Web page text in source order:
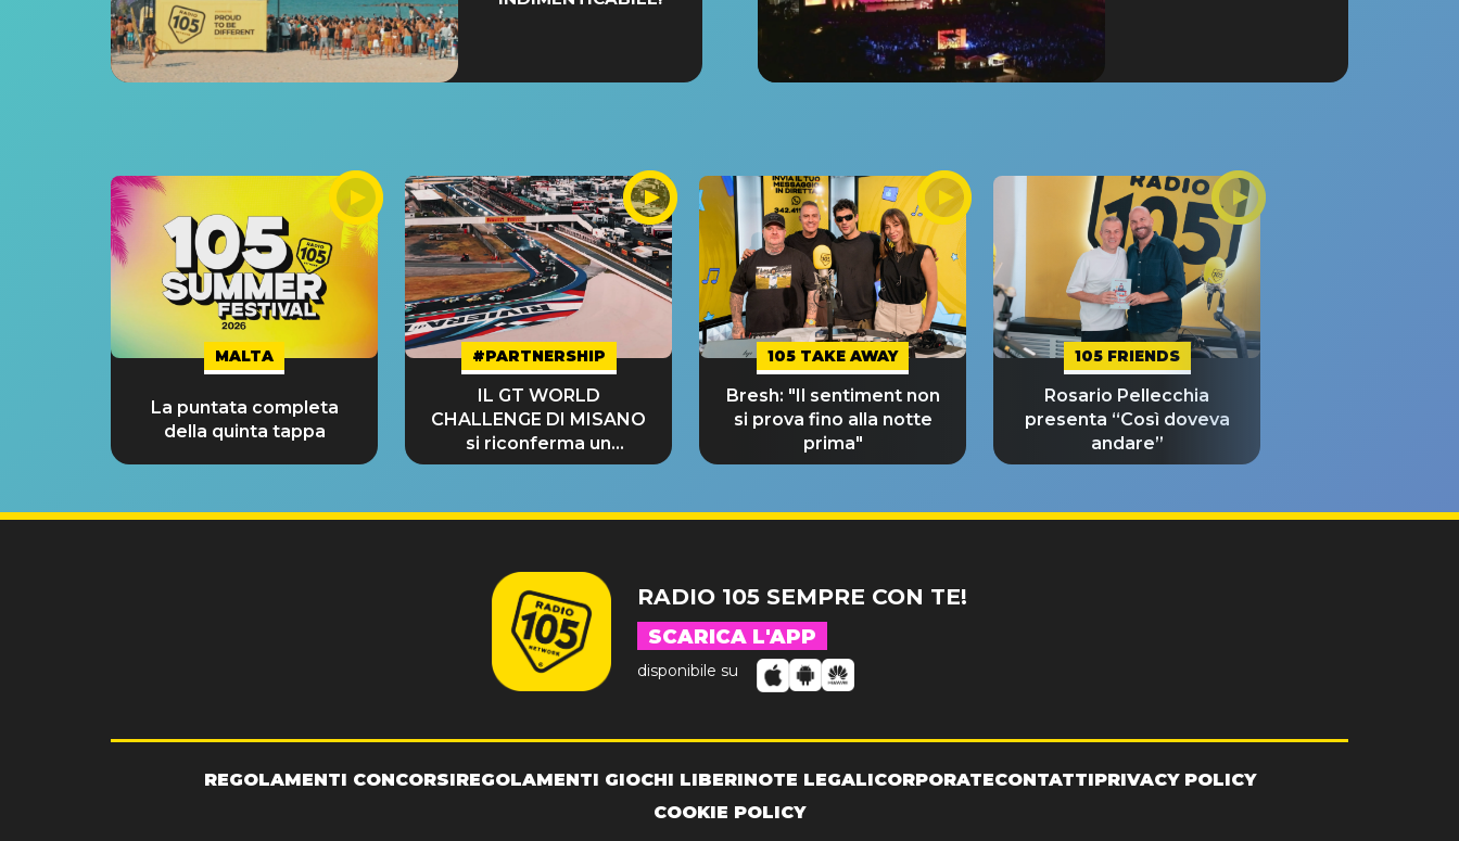
MALTA
La puntata completa
della quinta tappa
#PARTNERSHIP
IL GT WORLD
CHALLENGE DI MISANO
si riconferma un
GRANDE SUCCESSO!
105 TAKE AWAY
Bresh: "Il sentiment non
si prova fino alla notte
prima"
105 FRIENDS
Rosario Pellecchia
presenta “Così doveva
andare”
RADIO 105 SEMPRE CON TE!
SCARICA L'APP
disponibile su
REGOLAMENTI CONCORSIREGOLAMENTI GIOCHI LIBERINOTE LEGALICORPORATECONTATTIPRIVACY POLICY
COOKIE POLICY